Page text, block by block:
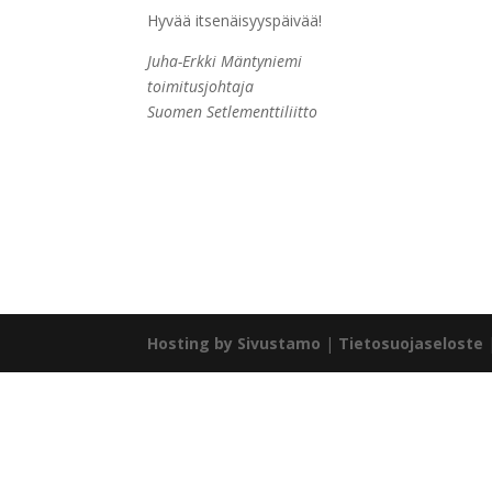
Hyvää itsenäisyyspäivää!
Juha-Erkki Mäntyniemi
toimitusjohtaja
Suomen Setlementtiliitto
Hosting by Sivustamo | Tietosuojaseloste